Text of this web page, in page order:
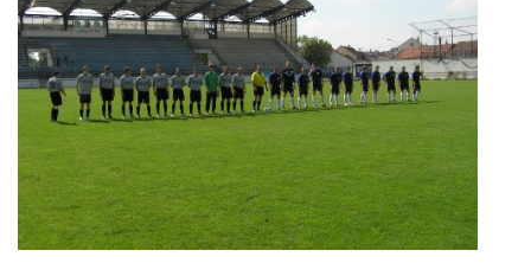
FKD, z.s.
Drnovice 704
68304 Drnovice
ičo 27005305
č.ú. 3227086359 / 0800
sekretarfkd@centrum.cz